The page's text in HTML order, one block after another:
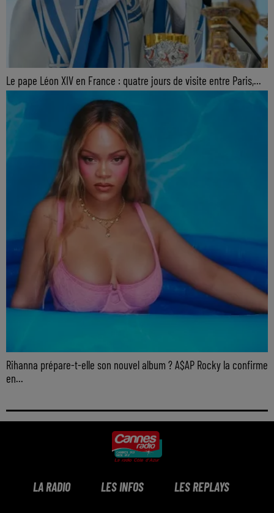
Le pape Léon XIV en France : quatre jours de visite entre Paris,...
Rihanna prépare-t-elle son nouvel album ? A$AP Rocky la confirme
en...
LA RADIO LES INFOS LES REPLAYS